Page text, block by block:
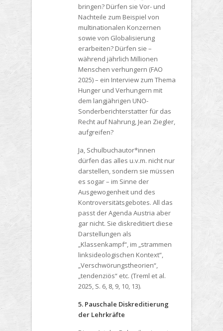
bringen? Dürfen sie Vor- und
Nachteile zum Beispiel von
multinationalen Konzernen
sowie von Globalisierung
erarbeiten? Dürfen sie –
während jährlich Millionen
Menschen verhungern (FAO
2025) – ein Interview zum Thema
Hunger und Verhungern mit
dem langjährigen UNO-
Sonderberichterstatter für das
Recht auf Nahrung, Jean Ziegler,
aufgreifen?
Ja, Schulbuchautor*innen
dürfen das alles u.v.m. nicht nur
darstellen, sondern sie müssen
es sogar – im Sinne der
Ausgewogenheit und des
Kontroversitätsgebotes. All das
passt der Agenda Austria aber
gar nicht. Sie diskreditiert diese
Darstellungen als
„Klassenkampf“, im „strammen
linksideologischen Kontext“,
„Verschwörungstheorien“,
„tendenziös“ etc. (Treml et al.
2025, S. 6, 8, 9, 10, 13).
5. Pauschale Diskreditierung
der Lehrkräfte